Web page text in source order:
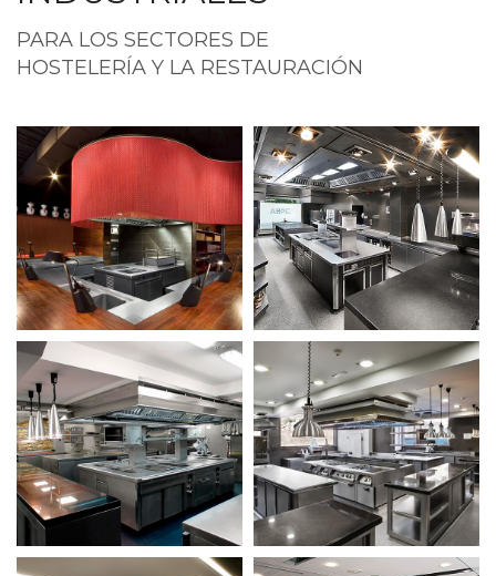
PARA LOS SECTORES DE
HOSTELERÍA Y LA RESTAURACIÓN